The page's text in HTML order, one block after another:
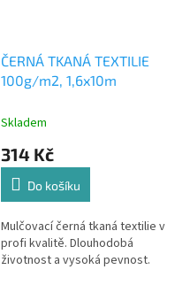
ČERNÁ TKANÁ TEXTILIE
100g/m2, 1,6x10m
Skladem
314 Kč
Do košíku
Mulčovací černá tkaná textilie v
profi kvalitě. Dlouhodobá
životnost a vysoká pevnost.